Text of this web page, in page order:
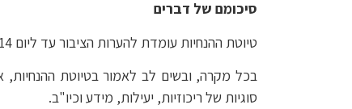
סיכומם של דברים
טיוטת ההנחיות עומדת להערות הציבור עד ליום 14 ביוני 2026.
בכל מקרה, ובשים לב לאמור בטיוטת
סוגיות של ריכוזיות, יעילות, מידע וכיו"ב.